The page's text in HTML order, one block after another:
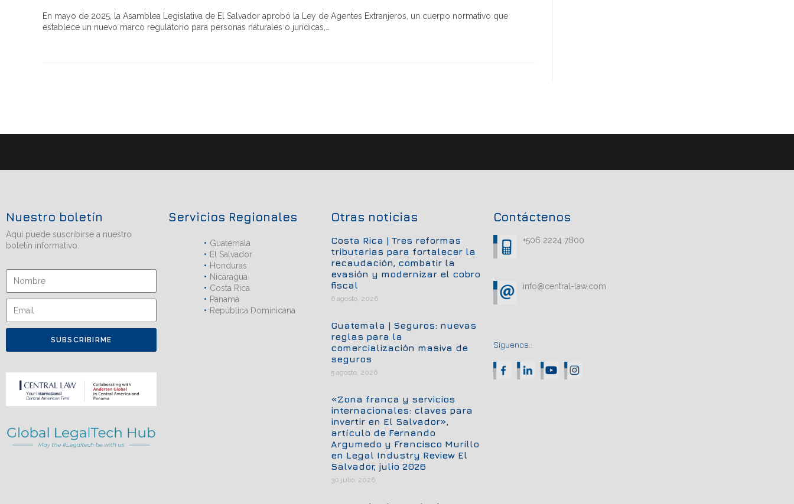
En mayo de 2025, la Asamblea Legislativa de El Salvador aprobó la Ley de Agentes Extranjeros, un cuerpo normativo que
establece un nuevo marco regulatorio para personas naturales o jurídicas,…
Nuestro boletín
Aquí puede suscribirse a nuestro
boletín informativo.
SUBSCRIBIRME
Servicios Regionales
Guatemala
El Salvador
Honduras
Nicaragua
Costa Rica
Panamá
República Dominicana
Otras noticias
Costa Rica | Tres reformas
tributarias para fortalecer la
recaudación, combatir la
evasión y modernizar el cobro
fiscal
6 agosto, 2026
Guatemala | Seguros: nuevas
reglas para la
comercialización masiva de
seguros
5 agosto, 2026
«Zona franca y servicios
internacionales: claves para
invertir en El Salvador»,
artículo de Fernando
Argumedo y Francisco Murillo
en Legal Industry Review El
Salvador, julio 2026
30 julio, 2026
Contáctenos
+506 2224 7800
info@central-law.com
Síguenos.: